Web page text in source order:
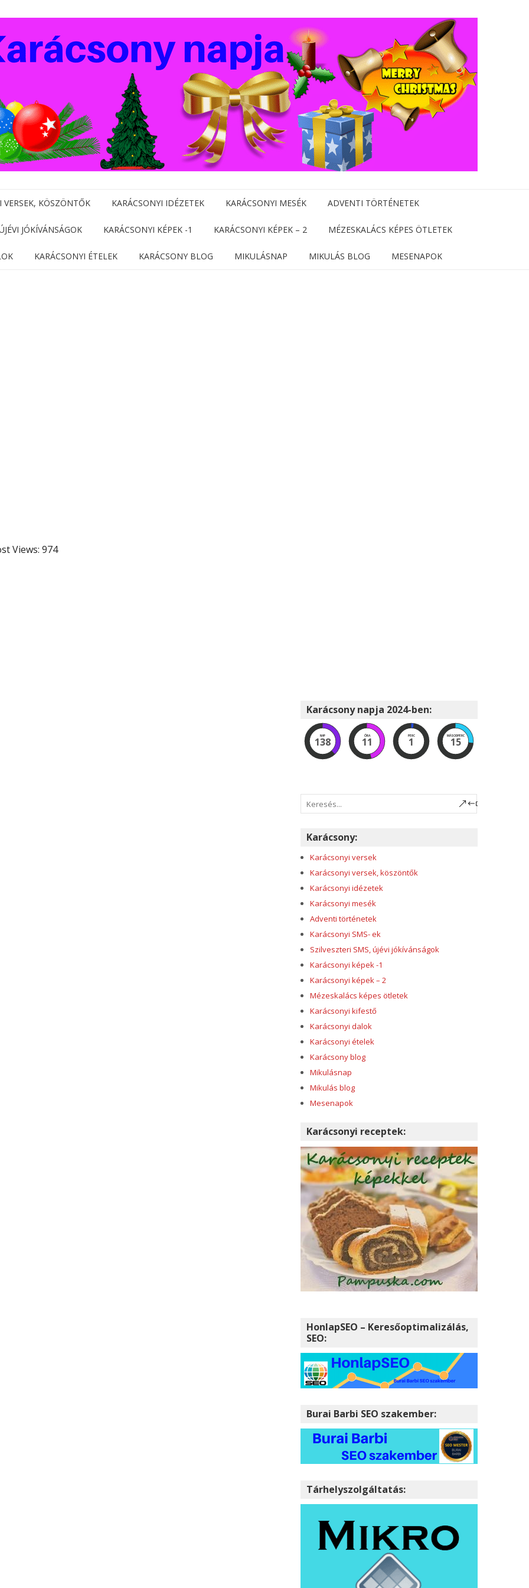
VERSEK, KÖSZÖNTŐK KARÁCSONYI IDÉZETEK KARÁCSONYI MESÉK ADVENTI TÖRTÉNETEK
JÓKÍVÁNSÁGOK KARÁCSONYI KÉPEK -1 KARÁCSONYI KÉPEK – 2 MÉZESKALÁCS KÉPES ÖTLETEK
KARÁCSONYI ÉTELEK KARÁCSONY BLOG MIKULÁSNAP MIKULÁS BLOG MESENAPOK
Views: 974
Karácsony napja 2024-ben:
NAP
138
ÓRA
11
PERC
1
MÁSODPERC
14
Karácsony:
Karácsonyi versek
Karácsonyi versek, köszöntők
Karácsonyi idézetek
Karácsonyi mesék
Adventi történetek
Karácsonyi SMS- ek
Szilveszteri SMS, újévi jókívánságok
Karácsonyi képek -1
Karácsonyi képek – 2
Mézeskalács képes ötletek
Karácsonyi kifestő
Karácsonyi dalok
Karácsonyi ételek
Karácsony blog
Mikulásnap
Mikulás blog
Mesenapok
Karácsonyi receptek:
HonlapSEO – Keresőoptimalizálás,
SEO:
Burai Barbi SEO szakember:
Tárhelyszolgáltatás: